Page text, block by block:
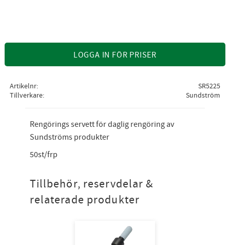
LOGGA IN FÖR PRISER
Artikelnr
SR5225
Tillverkare
Sundström
Rengörings servett för daglig rengöring av
Sundströms produkter
50st/frp
Tillbehör, reservdelar &
relaterade produkter